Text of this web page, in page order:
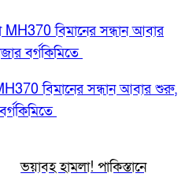
বিমানের সন্ধান আবার শুরু,
ভয়াবহ হামলা! পাকিস্তানে